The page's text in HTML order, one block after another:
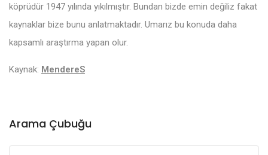
köprüdür 1947 yılında yıkılmıştır. Bundan bizde emin değiliz fakat
kaynaklar bize bunu anlatmaktadır. Umarız bu konuda daha
kapsamlı araştırma yapan olur.
Kaynak: MendereS
Arama Çubuğu